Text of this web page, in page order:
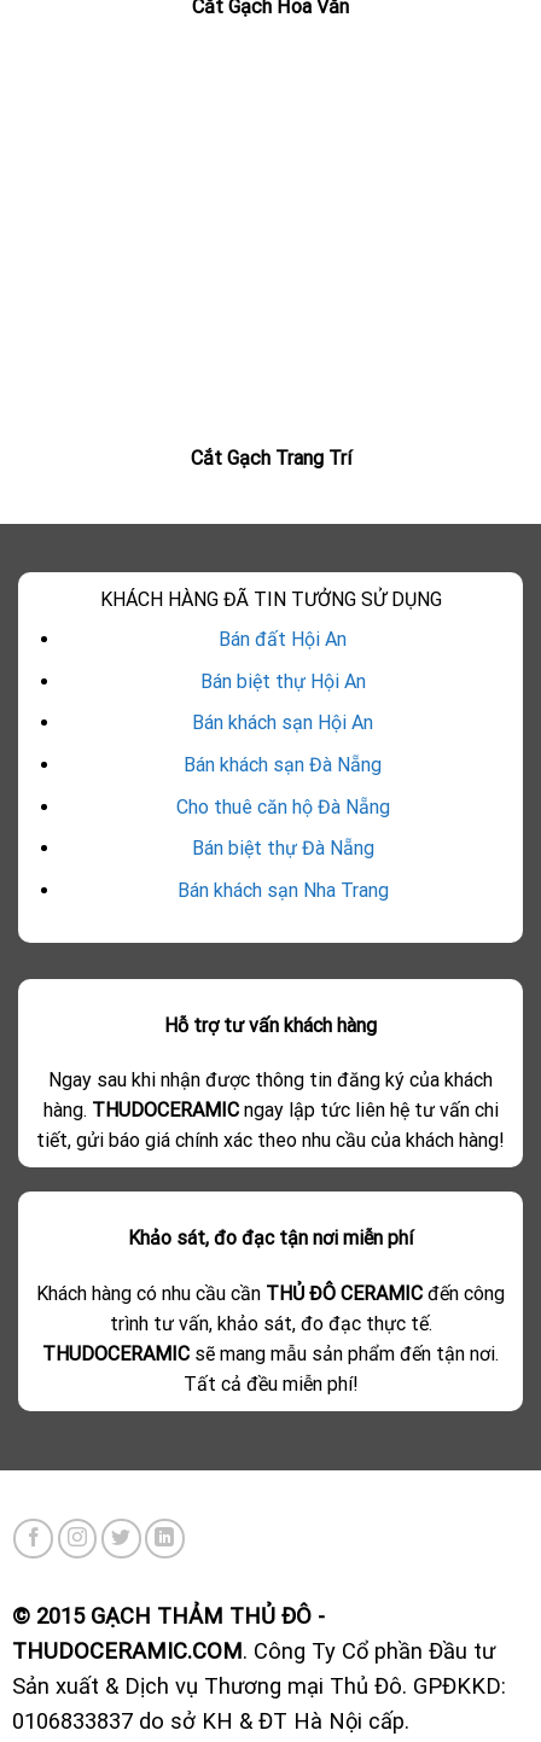
Cắt Gạch Hoa Văn
Cắt Gạch Trang Trí
KHÁCH HÀNG ĐÃ TIN TƯỞNG SỬ DỤNG
Bán đất Hội An
Bán biệt thự Hội An
Bán khách sạn Hội An
Bán khách sạn Đà Nẵng
Cho thuê căn hộ Đà Nẵng
Bán biệt thự Đà Nẵng
Bán khách sạn Nha Trang
Hỗ trợ tư vấn khách hàng
Ngay sau khi nhận được thông tin đăng ký của khách
hàng. THUDOCERAMICngay lập tức liên hệ tư vấn chi
tiết, gửi báo giá chính xác theo nhu cầu của khách hàng!
Khảo sát, đo đạc tận nơi miễn phí
Khách hàng có nhu cầu cần THỦ ĐÔ CERAMIC đến công
trình tư vấn, khảo sát, đo đạc thực tế.
THUDOCERAMIC sẽ mang mẫu sản phẩm đến tận nơi.
Tất cả đều miễn phí!
© 2015 GẠCH THẢM THỦ ĐÔ -
THUDOCERAMIC.COM. Công Ty Cổ phần Đầu tư
Sản xuất & Dịch vụ Thương mại Thủ Đô. GPĐKKD:
0106833837 do sở KH & ĐT Hà Nội cấp.